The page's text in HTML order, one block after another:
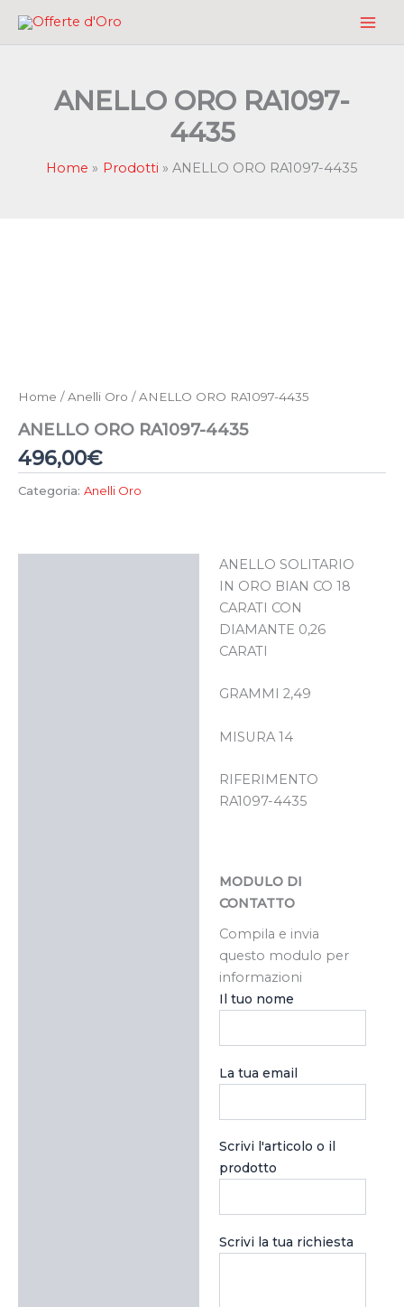
ANELLO ORO RA1097-
4435
Home Prodotti ANELLO ORO RA1097-4435
Home /Anelli Oro / ANELLO ORO RA1097-4435
ANELLO ORO RA1097-4435
496,00€
Categoria: Anelli Oro
ANELLO SOLITARIO
IN ORO BIAN CO 18
CARATI CON
DIAMANTE 0,26
CARATI
GRAMMI 2,49
MISURA 14
RIFERIMENTO
RA1097-4435
MODULO DI
CONTATTO
Compila e invia
questo modulo per
informazioni
Il tuo nome
La tua email
Scrivi l'articolo o il
prodotto
Scrivi la tua richiesta